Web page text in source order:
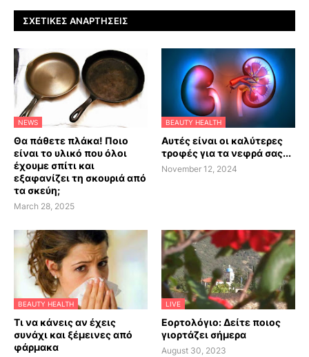
ΣΧΕΤΙΚΈΣ ΑΝΑΡΤΉΣΕΙΣ
NEWS
Θα πάθετε πλάκα! Ποιο
είναι το υλικό που όλοι
έχουμε σπίτι και
εξαφανίζει τη σκουριά από
τα σκεύη;
March 28, 2025
BEAUTY HEALTH
Αυτές είναι οι καλύτερες
τροφές για τα νεφρά σας...
November 12, 2024
BEAUTY HEALTH
Τι να κάνεις αν έχεις
συνάχι και ξέμεινες από
φάρμακα
LIVE
Εορτολόγιο: Δείτε ποιος
γιορτάζει σήμερα
August 30, 2023